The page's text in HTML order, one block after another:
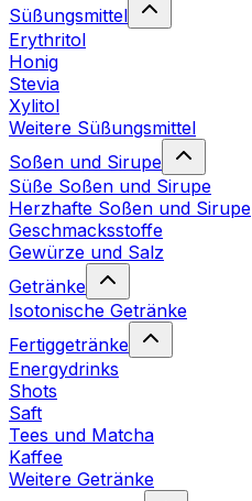
Süßungsmittel
Erythritol
Honig
Stevia
Xylitol
Weitere Süßungsmittel
Soßen und Sirupe
Süße Soßen und Sirupe
Herzhafte Soßen und Sirupe
Geschmacksstoffe
Gewürze und Salz
Getränke
Isotonische Getränke
Fertiggetränke
Energydrinks
Shots
Saft
Tees und Matcha
Kaffee
Weitere Getränke